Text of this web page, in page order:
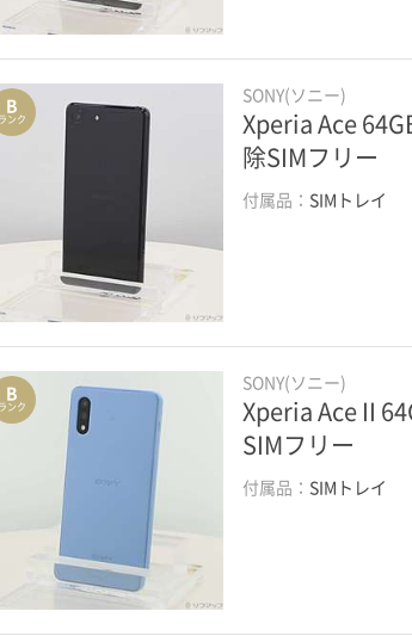
B
ランク
SONY(ソニー)
Xperia Ace
除SIMフリー
付属品： SIMトレイ
B
ランク
SONY(ソニー)
Xperia Ace II
SIMフリー
付属品： SIMトレイ